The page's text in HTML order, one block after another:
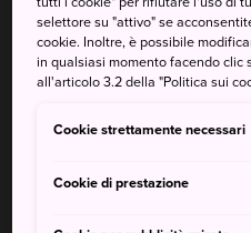
Yayoi Kusama
La città castello diMatsumoto
Yayoi Kusama, un'artista
sue opere hanno i prezzi
donna oggi e Matsumoto
straordinarie del lavoro di
selettore su "attivo" se
cookie. Inoltre, è possibile
in qualsiasi momento facendo clic
all'articolo 3.2 della "Politica sui
Cookie strettamente necessari
Cookie di prestazione